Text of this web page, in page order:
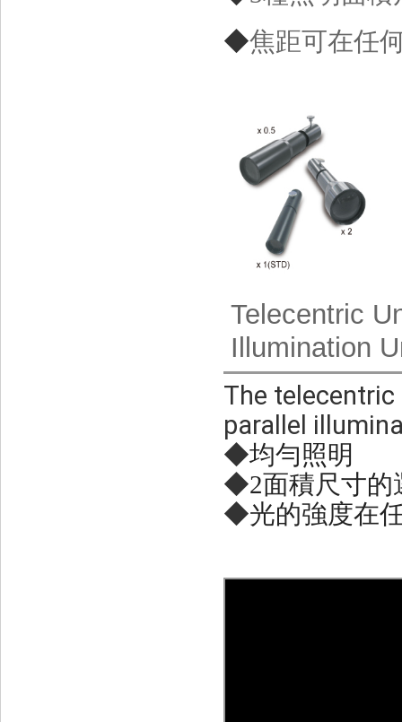
◆焦距可在任
Telecentric
Illumination
The
parallel
◆均勻照明
◆2面積尺寸的
◆光的強度在